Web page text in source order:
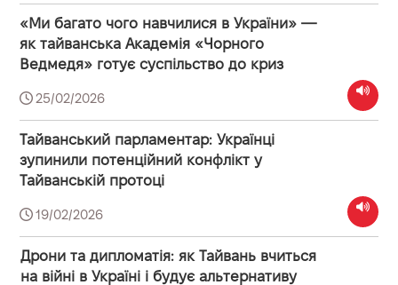
«Ми багато чого навчилися в України» —
як тайванська Академія «Чорного
Ведмедя» готує суспільство до криз
25/02/2026
Тайванський парламентар: Українці
зупинили потенційний конфлікт у
Тайванській протоці
19/02/2026
Дрони та дипломатія: як Тайвань вчиться
на війні в Україні і будує альтернативу